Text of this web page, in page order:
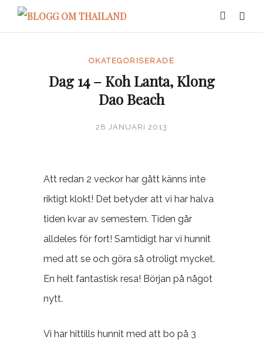
OKATEGORISERADE
Dag 14 – Koh Lanta, Klong
Dao Beach
28 JANUARI 2013
Att redan 2 veckor har gått känns inte
riktigt klokt! Det betyder att vi har halva
tiden kvar av semestern. Tiden går
alldeles för fort! Samtidigt har vi hunnit
med att se och göra så otroligt mycket.
En helt fantastisk resa! Början på något
nytt.
Vi har hittills hunnit med att bo på 3